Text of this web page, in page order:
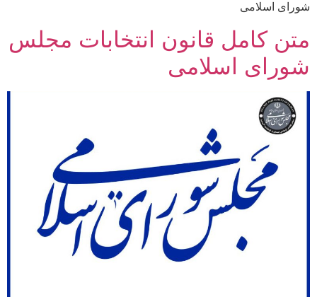
شورای اسلامی
متن کامل قانون انتخابات مجلس
شورای اسلامی